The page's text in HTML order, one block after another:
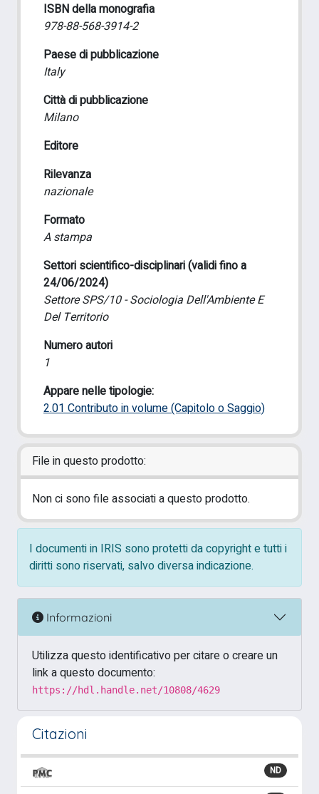
ISBN della monografia
978-88-568-3914-2
Paese di pubblicazione
Italy
Città di pubblicazione
Milano
Editore
Rilevanza
nazionale
Formato
A stampa
Settori scientifico-disciplinari (validi fino a
24/06/2024)
Settore SPS/10 - Sociologia Dell'Ambiente E
Del Territorio
Numero autori
1
Appare nelle tipologie:
2.01 Contributo in volume (Capitolo o Saggio)
File in questo prodotto:
Non ci sono file associati a questo prodotto.
I documenti in IRIS sono protetti da copyright e tutti i
diritti sono riservati, salvo diversa indicazione.
Informazioni
Utilizza questo identificativo per citare o creare un
link a questo documento:
https://hdl.handle.net/10808/4629
Citazioni
ND